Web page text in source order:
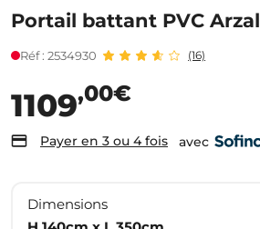
Portail battant PVC Arzal
Réf : 2534930 (16)
1109,00€
Payer en 3 ou 4 fois avec
Dimensions